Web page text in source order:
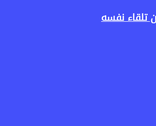
تلقاء نفسه